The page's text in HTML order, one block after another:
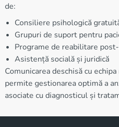
de:
Consiliere psihologică
Grupuri de suport pentru
Programe de reabilitare
Asistență socială și juridică
Comunicarea deschisă cu
permite gestionarea optimă a
asociate cu diagnosticul și